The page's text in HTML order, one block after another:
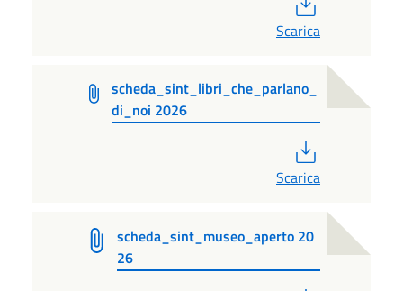
Scarica
scheda_sint_libri_che_parlano_
di_noi 2026
Scarica
scheda_sint_museo_aperto 20
26